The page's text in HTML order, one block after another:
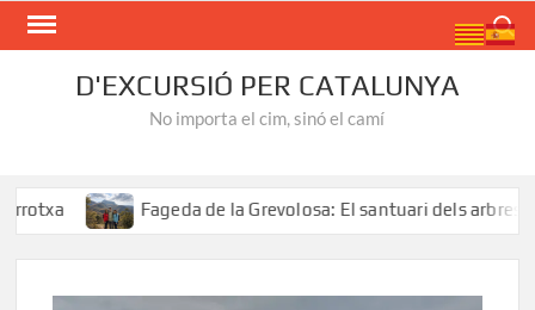
Skip
D'EXCURSIÓ PER CATALUNYA
No importa el cim, sinó el camí
Fageda de la Grevolosa: El santuari dels arbres